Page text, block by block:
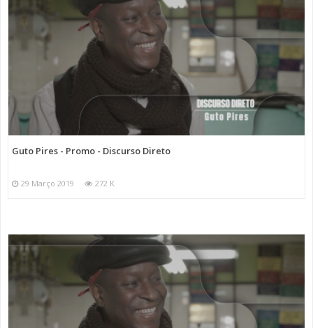
Guto Pires - Promo - Discurso Direto
29 Março 2019 272 K